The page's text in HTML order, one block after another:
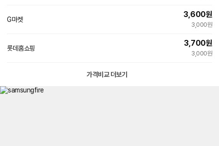
G마켓
3,600원
3,000원
롯데홈쇼핑
3,700원
3,000원
가격비교 더보기